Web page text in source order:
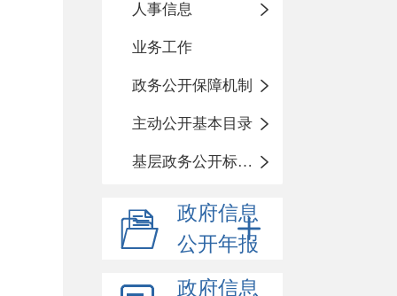
人事信息
业务工作
政务公开保障机制
主动公开基本目录
基层政务公开标准化目录
政府信息
公开年报
政府信息